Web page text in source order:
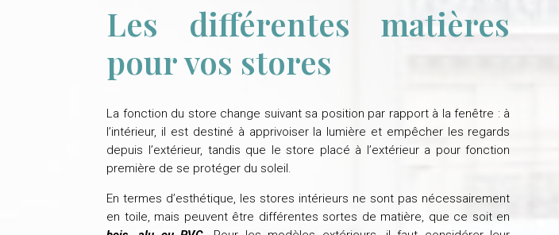
Les différentes matières
pour vos stores
La fonction du store change suivant sa position par rapport à la fenêtre : à
l’intérieur, il est destiné à apprivoiser la lumière et empêcher les regards
depuis l’extérieur, tandis que le store placé à l’extérieur a pour fonction
première de se protéger du soleil.
En termes d’esthétique, les stores intérieurs ne sont pas nécessairement
en toile, mais peuvent être différentes sortes de matière, que ce soit en